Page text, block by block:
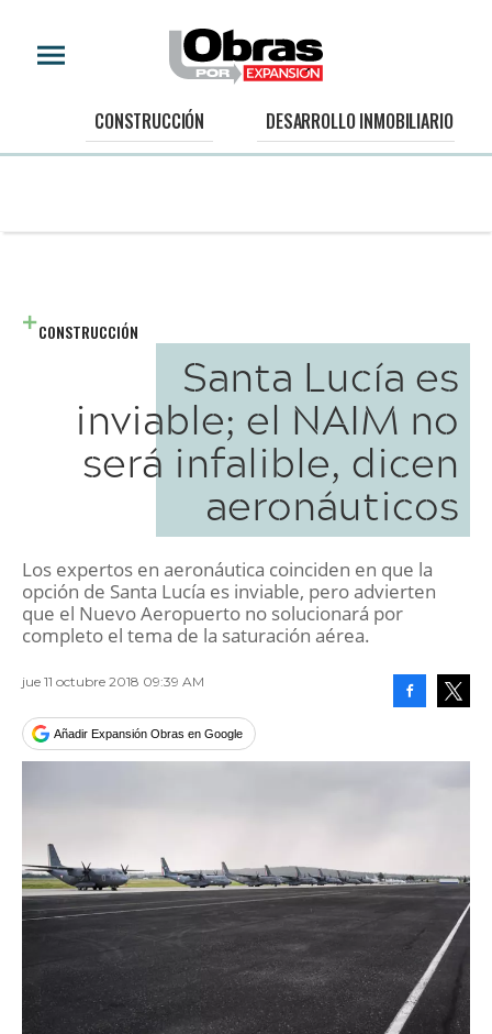
CONSTRUCCIÓN DESARROLLO INMOBILIARIO
CONSTRUCCIÓN
Santa Lucía es
inviable; el NAIM no
será infalible, dicen
aeronáuticos
Los expertos en aeronáutica coinciden en que la
opción de Santa Lucía es inviable, pero advierten
que el Nuevo Aeropuerto no solucionará por
completo el tema de la saturación aérea.
jue 11 octubre 2018 09:39 AM
Añadir Expansión Obras en Google